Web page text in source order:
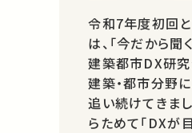
令和7年度初回
は、「今だから聞
建築都市DX研究
建築・都市分野
追い続けてきま
らためて「DXが